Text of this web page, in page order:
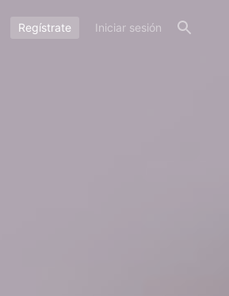
Regístrate Iniciar sesión